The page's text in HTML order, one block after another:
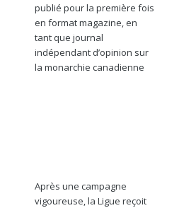
publié pour la première fois
en format magazine, en
tant que journal
indépendant d’opinion sur
la monarchie canadienne
Après une campagne
vigoureuse, la Ligue reçoit